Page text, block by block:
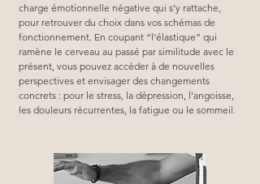
charge émotionnelle négative qui s’y rattache,
pour retrouver du choix dans vos schémas de
fonctionnement. En coupant “l’élastique” qui
ramène le cerveau au passé par similitude avec le
présent, vous pouvez accéder à de nouvelles
perspectives et envisager des changements
concrets : pour le stress, la dépression, l’angoisse,
les douleurs récurrentes, la fatigue ou le sommeil.